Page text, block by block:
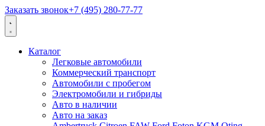
Заказать звонок+7 (495) 280-77-77
Каталог
Легковые автомобили
Коммерческий транспорт
Автомобили с пробегом
Электромобили и гибриды
Авто в наличии
Авто на заказ